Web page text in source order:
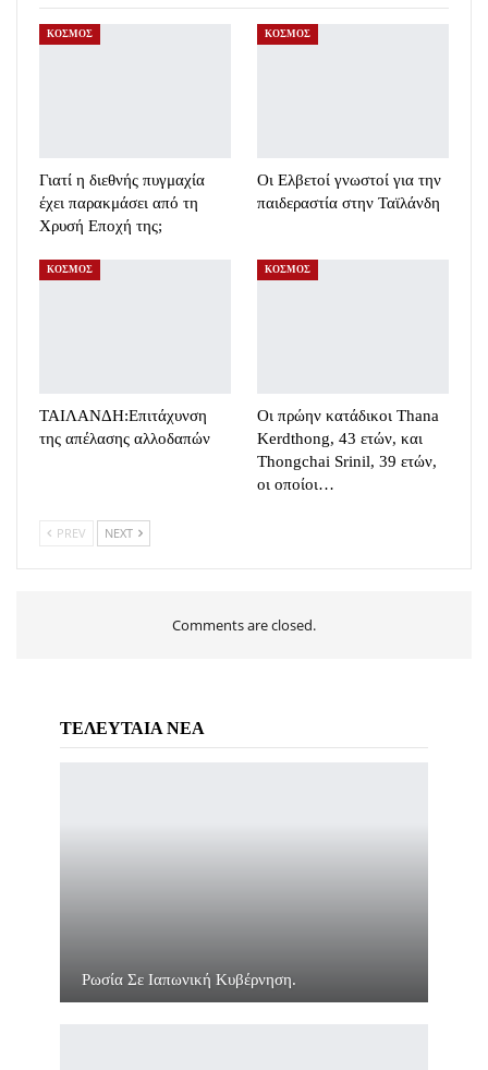
ΚΟΣΜΟΣ
Γιατί η διεθνής πυγμαχία
έχει παρακμάσει από τη
Χρυσή Εποχή της;
ΚΟΣΜΟΣ
Oι Ελβετοί γνωστοί για την
παιδεραστία στην Ταϊλάνδη
ΚΟΣΜΟΣ
ΤΑΙΛΑΝΔΗ:Eπιτάχυνση
της απέλασης αλλοδαπών
ΚΟΣΜΟΣ
Οι πρώην κατάδικοι Thana
Kerdthong, 43 ετών, και
Thongchai Srinil, 39 ετών,
οι οποίοι…
PREV NEXT
Comments are closed.
ΤΕΛΕΥΤΑΙΑ ΝΕΑ
Ρωσία Σε Ιαπωνική Κυβέρνηση.